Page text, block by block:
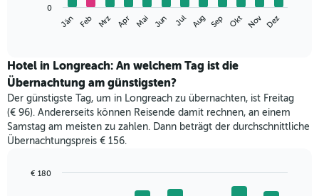
folgende
den
durchschnittlichen
Zimmerpreis
im
jeweiligen
Monat
an.
Diagramm
Jän Feb Mrz Apr Mai Jun Jul Aug Sep Okt Nov Dez
0
Hotel in Longreach: An welchem Tag ist die
Übernachtung am günstigsten?
Der günstigste Tag, um in Longreach zu übernachten, ist Freitag
(€ 96). Andererseits können Reisende damit rechnen, an einem
Samstag am meisten zu zahlen. Dann beträgt der durchschnittliche
Übernachtungspreis € 156.
€ 180